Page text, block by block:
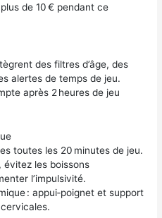
de 10 € pendant ce
des filtres d’âge, des
alertes de temps de jeu.
après 2 heures de jeu
toutes les 20 minutes de jeu.
évitez les boissons
l’impulsivité.
: appui‑poignet et support